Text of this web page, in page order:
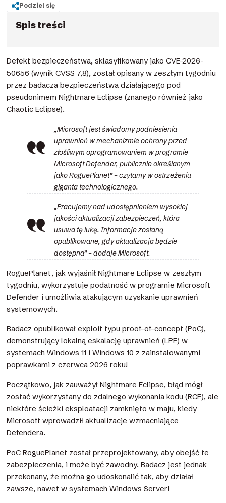
Podziel się
Spis treści
Defekt bezpieczeństwa, sklasyfikowany jako CVE-2026-
50656 (wynik CVSS 7,8), został opisany w zeszłym tygodniu
przez badacza bezpieczeństwa działającego pod
pseudonimem Nightmare Eclipse (znanego również jako
Chaotic Eclipse).
„Microsoft jest świadomy podniesienia
uprawnień w mechanizmie ochrony przed
złośliwym oprogramowaniem w programie
Microsoft Defender, publicznie określanym
jako RoguePlanet” – czytamy w ostrzeżeniu
giganta technologicznego.
„Pracujemy nad udostępnieniem wysokiej
jakości aktualizacji zabezpieczeń, która
usuwa tę lukę. Informacje zostaną
opublikowane, gdy aktualizacja będzie
dostępna” – dodaje Microsoft.
RoguePlanet, jak wyjaśnił Nightmare Eclipse w zeszłym
tygodniu, wykorzystuje podatność w programie Microsoft
Defender i umożliwia atakującym uzyskanie uprawnień
systemowych.
Badacz opublikował exploit typu proof-of-concept (PoC),
demonstrujący lokalną eskalację uprawnień (LPE) w
systemach Windows 11 i Windows 10 z zainstalowanymi
poprawkami z czerwca 2026 roku!
Początkowo, jak zauważył Nightmare Eclipse, błąd mógł
zostać wykorzystany do zdalnego wykonania kodu (RCE), ale
niektóre ścieżki eksploatacji zamknięto w maju, kiedy
Microsoft wprowadził aktualizacje wzmacniające
Defendera.
PoC RoguePlanet został przeprojektowany, aby obejść te
zabezpieczenia, i może być zawodny. Badacz jest jednak
przekonany, że można go udoskonalić tak, aby działał
zawsze, nawet w systemach Windows Server!